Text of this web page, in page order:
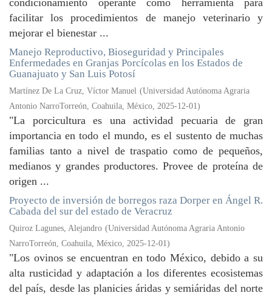
condicionamiento operante como herramienta para
facilitar los procedimientos de manejo veterinario y
mejorar el bienestar ...
Manejo Reproductivo, Bioseguridad y Principales
Enfermedades en Granjas Porcícolas en los Estados de
Guanajuato y San Luis Potosí
Martínez De La Cruz, Víctor Manuel (Universidad Autónoma Agraria
Antonio NarroTorreón, Coahuila, México, 2025-12-01)
"La porcicultura es una actividad pecuaria de gran
importancia en todo el mundo, es el sustento de muchas
familias tanto a nivel de traspatio como de pequeños,
medianos y grandes productores. Provee de proteína de
origen ...
Proyecto de inversión de borregos raza Dorper en Ángel R.
Cabada del sur del estado de Veracruz
Quiroz Lagunes, Alejandro (Universidad Autónoma Agraria Antonio
NarroTorreón, Coahuila, México, 2025-12-01)
"Los ovinos se encuentran en todo México, debido a su
alta rusticidad y adaptación a los diferentes ecosistemas
del país, desde las planicies áridas y semiáridas del norte